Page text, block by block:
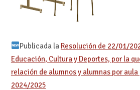
Publicada la Resolución de 22/01/
Educación, Cultura y Deportes, por la
relación de alumnos y alumnas por
2024/2025